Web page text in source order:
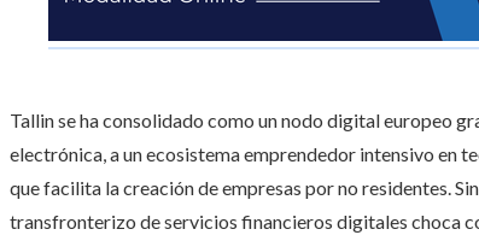
Tallin se ha consolidado como un nodo digital europeo
electrónica, a un ecosistema emprendedor intensivo en
que facilita la creación de empresas por no residentes.
transfronterizo de servicios financieros digitales choca